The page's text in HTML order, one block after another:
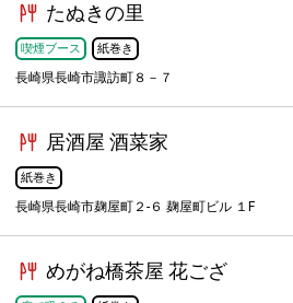
たぬきの里
喫煙ブース 紙巻き
長崎県長崎市諏訪町８－７
居酒屋 酒菜家
紙巻き
長崎県長崎市麹屋町２-６ 麹屋町ビル １F
めがね橋茶屋 花ござ